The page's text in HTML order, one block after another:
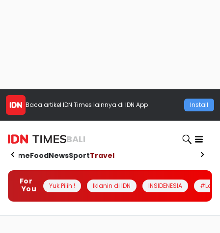
Baca artikel IDN Times lainnya di IDN App Install
BALI
HomeFoodNewsSportTravel
For
You
Yuk Pilih ! Iklanin di IDN INSIDENESIA